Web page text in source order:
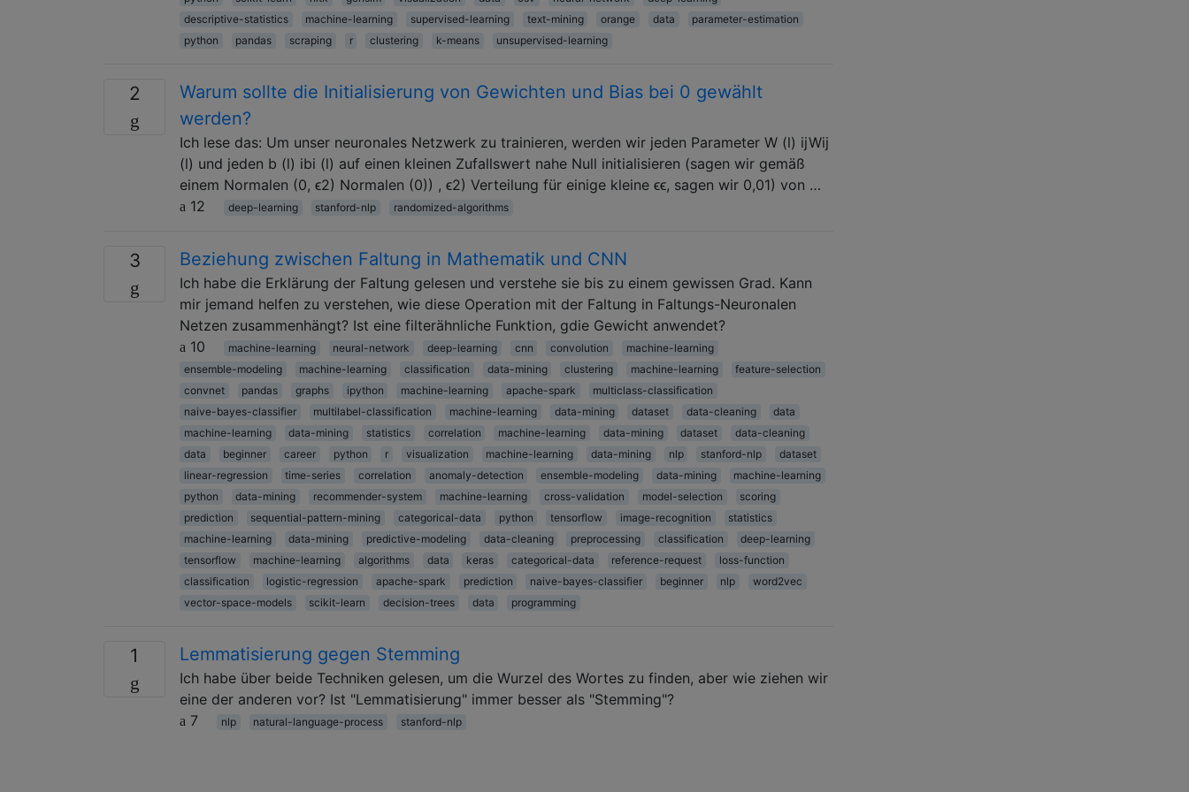
descriptive-statistics
machine-learning supervised-learning text-mining orange data
parameter-estimation
python
pandas scraping r clustering k-means unsupervised-learning
2
Warum sollte die Initialisierung von Gewichten und Bias bei 0 gewählt
werden?
Ich lese das: Um unser neuronales Netzwerk zu trainieren, werden wir jeden Parameter W (l) ijWij
(l) und jeden b (l) ibi (l) auf einen kleinen Zufallswert nahe Null initialisieren (sagen wir gemäß
einem Normalen (0, ϵ2) Normalen (0)) , ϵ2) Verteilung für einige kleine ϵϵ, sagen wir 0,01) von …
12
deep-learning stanford-nlp randomized-algorithms
3 Beziehung zwischen Faltung in Mathematik und CNN
Ich habe die Erklärung der Faltung gelesen und verstehe sie bis zu einem gewissen Grad. Kann
mir jemand helfen zu verstehen, wie diese Operation mit der Faltung in Faltungs-Neuronalen
Netzen zusammenhängt? Ist eine filterähnliche Funktion, gdie Gewicht anwendet?
10
machine-learning neural-network deep-learning cnn convolution
machine-learning
ensemble-modeling
machine-learning classification data-mining clustering machine-learning
feature-selection
convnet
pandas graphs ipython machine-learning apache-spark
multiclass-classification
naive-bayes-classifier
multilabel-classification machine-learning data-mining dataset data-cleaning
data
machine-learning
data-mining statistics correlation machine-learning data-mining dataset
data-cleaning
data
beginner career python r visualization machine-learning data-mining nlp stanford-nlp
dataset
linear-regression
time-series correlation anomaly-detection ensemble-modeling data-mining
machine-learning
python
data-mining recommender-system machine-learning cross-validation model-selection
scoring
prediction
sequential-pattern-mining categorical-data python tensorflow image-recognition
statistics
machine-learning
data-mining predictive-modeling data-cleaning preprocessing classification
deep-learning
tensorflow
machine-learning algorithms data keras categorical-data reference-request
loss-function
classification
logistic-regression apache-spark prediction naive-bayes-classifier beginner nlp
word2vec
vector-space-models
scikit-learn decision-trees data programming
1 Lemmatisierung gegen Stemming
Ich habe über beide Techniken gelesen, um die Wurzel des Wortes zu finden, aber wie ziehen wir
eine der anderen vor? Ist "Lemmatisierung" immer besser als "Stemming"?
7
nlp natural-language-process stanford-nlp